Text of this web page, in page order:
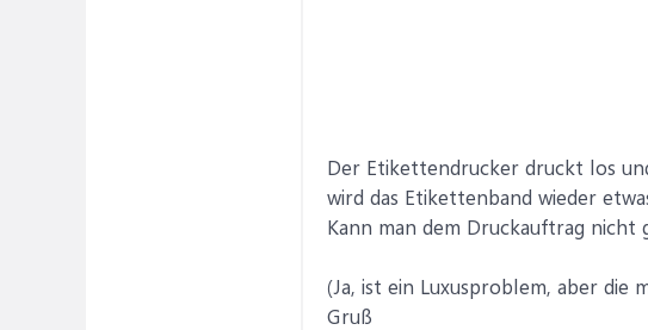
Der Etikettendrucker druckt los
wird das Etikettenband wieder
Kann man dem Druckauftrag
(Ja, ist ein Luxusproblem, aber
Gruß